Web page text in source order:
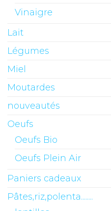
Vinaigre
Lait
Légumes
Miel
Moutardes
nouveautés
Oeufs
Oeufs Bio
Oeufs Plein Air
Paniers cadeaux
Pâtes,riz,polenta........